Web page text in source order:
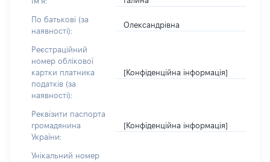
По батькові (за
наявності):
Олександрівна
Реєстраційний
номер облікової
картки платника
податків (за
наявності):
[Конфіденційна інформація]
Реквізити паспорта
громадянина
України:
[Конфіденційна інформація]
Унікальний номер